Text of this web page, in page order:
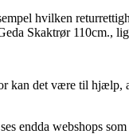
hvilken
Skaktrør 110cm.,
kan det være til
endda webshops